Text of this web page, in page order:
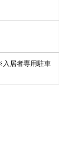
居者専用駐車